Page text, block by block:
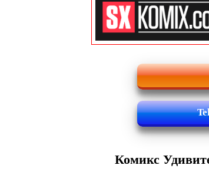
Комикс